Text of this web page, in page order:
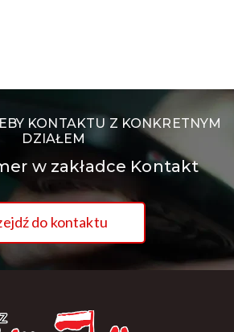
KONTAKTU Z KONKRETNYM
DZIAŁEM
w zakładce Kontakt
do kontaktu